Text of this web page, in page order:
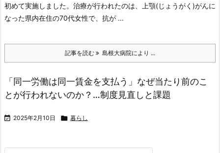
初めて実施しました。 治療が行われたのは、上顎(じょうがく)がんに
なった県内在住の70代女性で、抗が ...
記事を読む 島根大病院により ...
「同一労働は同一賃金を支払う」なぜ当たり前のこ
とが行われないのか？…制度見直しと課題
 2025年2月10日  暮らし